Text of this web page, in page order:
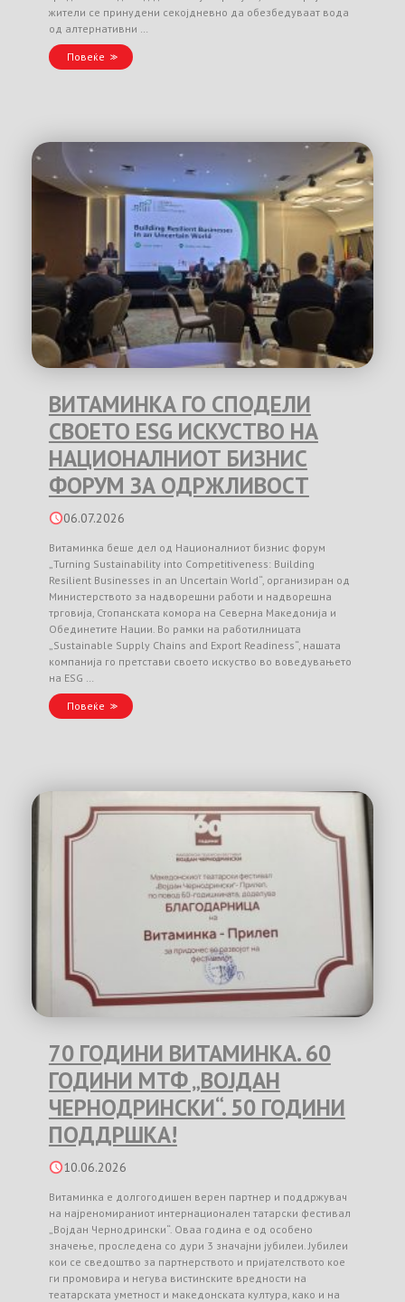
жители се принудени секојдневно да обезбедуваат вода
од алтернативни …
Повеќе
ВИТАМИНКА ГО СПОДЕЛИ
СВОЕТО ESG ИСКУСТВО НА
НАЦИОНАЛНИОТ БИЗНИС
ФОРУМ ЗА ОДРЖЛИВОСТ
06.07.2026
Витаминка беше дел од Националниот бизнис форум
„Turning Sustainability into Competitiveness: Building
Resilient Businesses in an Uncertain World“, организиран од
Министерството за надворешни работи и надворешна
трговија, Стопанската комора на Северна Македонија и
Обединетите Нации. Во рамки на работилницата
„Sustainable Supply Chains and Export Readiness“, нашата
компанија го претстави своето искуство во воведувањето
на ESG …
Повеќе
70 ГОДИНИ ВИТАМИНКА. 60
ГОДИНИ МТФ „ВОЈДАН
ЧЕРНОДРИНСКИ“. 50 ГОДИНИ
ПОДДРШКА!
10.06.2026
Витаминка е долгогодишен верен партнер и поддржувач
на најреномираниот интернационален татарски фестивал
„Војдан Чернодрински“. Оваа година е од особено
значење, проследена со дури 3 значајни јубилеи. Јубилеи
кои се сведоштво за партнерството и пријателството кое
ги промовира и негува вистинските вредности на
театарската уметност и македонската култура, како и на